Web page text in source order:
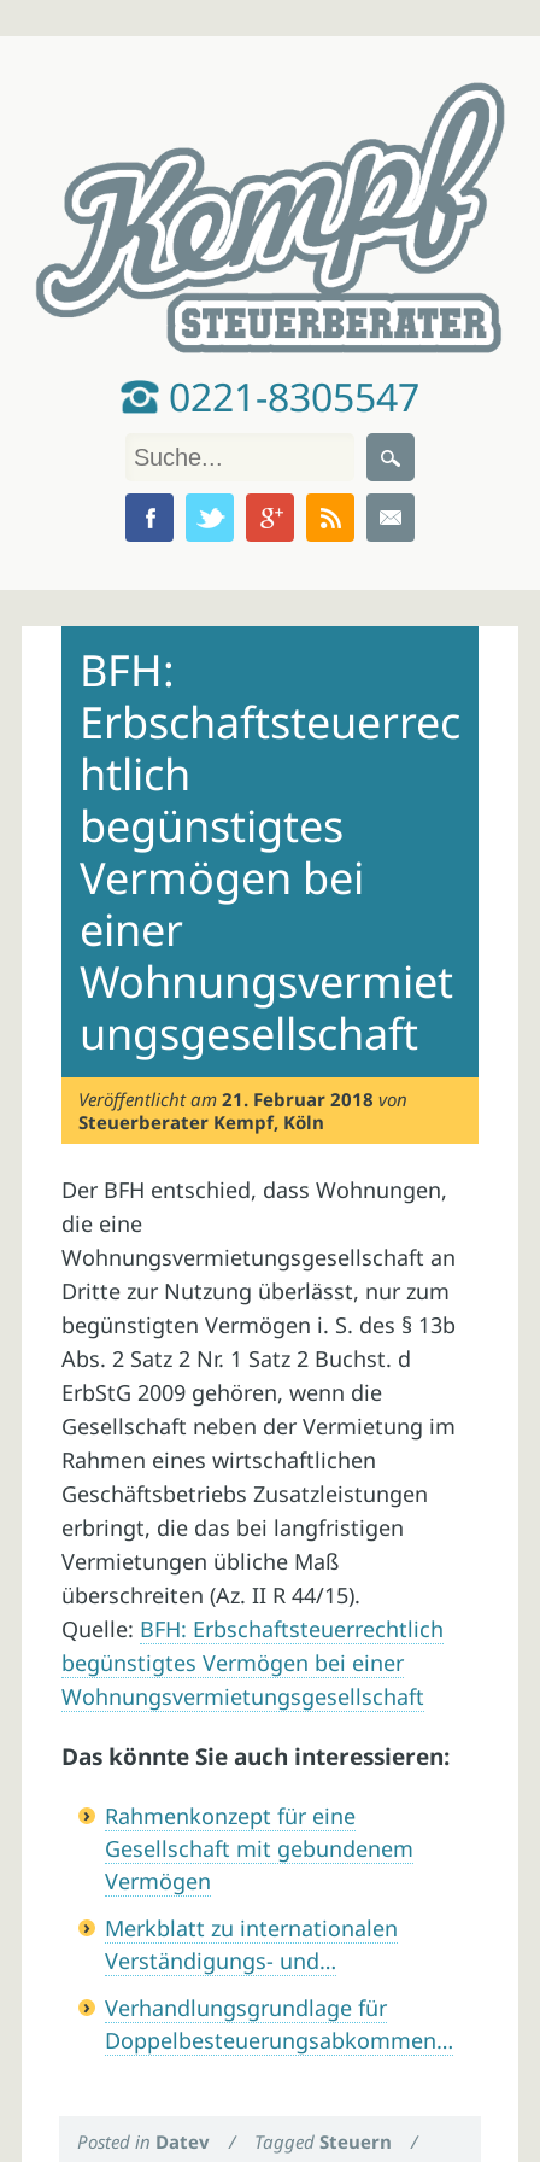
0221-8305547
contentBFH:
Erbschaftsteuerrec
htlich
begünstigtes
Vermögen bei
einer
Wohnungsvermiet
ungsgesellschaft
Veröffentlicht am21. Februar 2018 von
Steuerberater Kempf, Köln
Der BFH entschied, dass Wohnungen,
die eine
Wohnungsvermietungsgesellschaft an
Dritte zur Nutzung überlässt, nur zum
begünstigten Vermögen i. S. des § 13b
Abs. 2 Satz 2 Nr. 1 Satz 2 Buchst. d
ErbStG 2009 gehören, wenn die
Gesellschaft neben der Vermietung im
Rahmen eines wirtschaftlichen
Geschäftsbetriebs Zusatzleistungen
erbringt, die das bei langfristigen
Vermietungen übliche Maß
überschreiten (Az. II R 44/15).
Quelle: BFH: Erbschaftsteuerrechtlich
begünstigtes Vermögen bei einer
Wohnungsvermietungsgesellschaft
Das könnte Sie auch interessieren:
Rahmenkonzept für eine
Gesellschaft mit gebundenem
Vermögen
Merkblatt zu internationalen
Verständigungs- und…
Verhandlungsgrundlage für
Doppelbesteuerungsabkommen…
Posted in Datev / TaggedSteuern /